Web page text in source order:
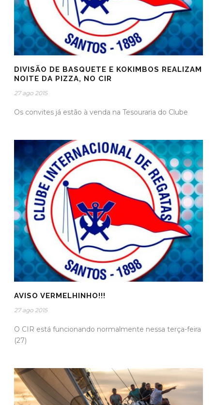
DIVISÃO DE BASQUETE E KOKIMBOS REALIZAM
NOITE DA PIZZA, NO CIR
27 ago 2015
Os convites já estão à venda na Tesouraria do Clube
AVISO VERMELHINHO!!!
27 ago 2015
O CIR está funcionando normalmente nessa terça-feira
(27)